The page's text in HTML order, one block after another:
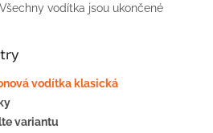
Všechny vodítka jsou ukončené
vodítka klasická
variantu